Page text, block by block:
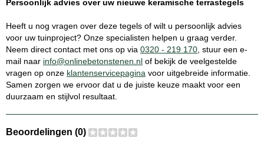
Persoonlijk advies over uw nieuwe keramische terrastegels
Heeft u nog vragen over deze tegels of wilt u persoonlijk advies
voor uw tuinproject? Onze specialisten helpen u graag verder.
Neem direct contact met ons op via 0320 - 219 170 , stuur een e-
mail naar info@onlinebetonstenen.nl of bekijk de veelgestelde
vragen op onze klantenservicepagina voor uitgebreide informatie.
Samen zorgen we ervoor dat u de juiste keuze maakt voor een
duurzaam en stijlvol resultaat.
Beoordelingen (0)